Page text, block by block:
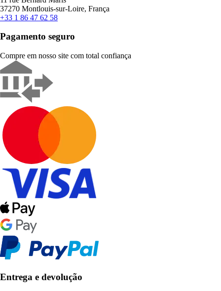
37270 Montlouis-sur-Loire, França
+33 1 86 47 62 58
Pagamento seguro
Compre em nosso site com total confiança
Entrega e devolução